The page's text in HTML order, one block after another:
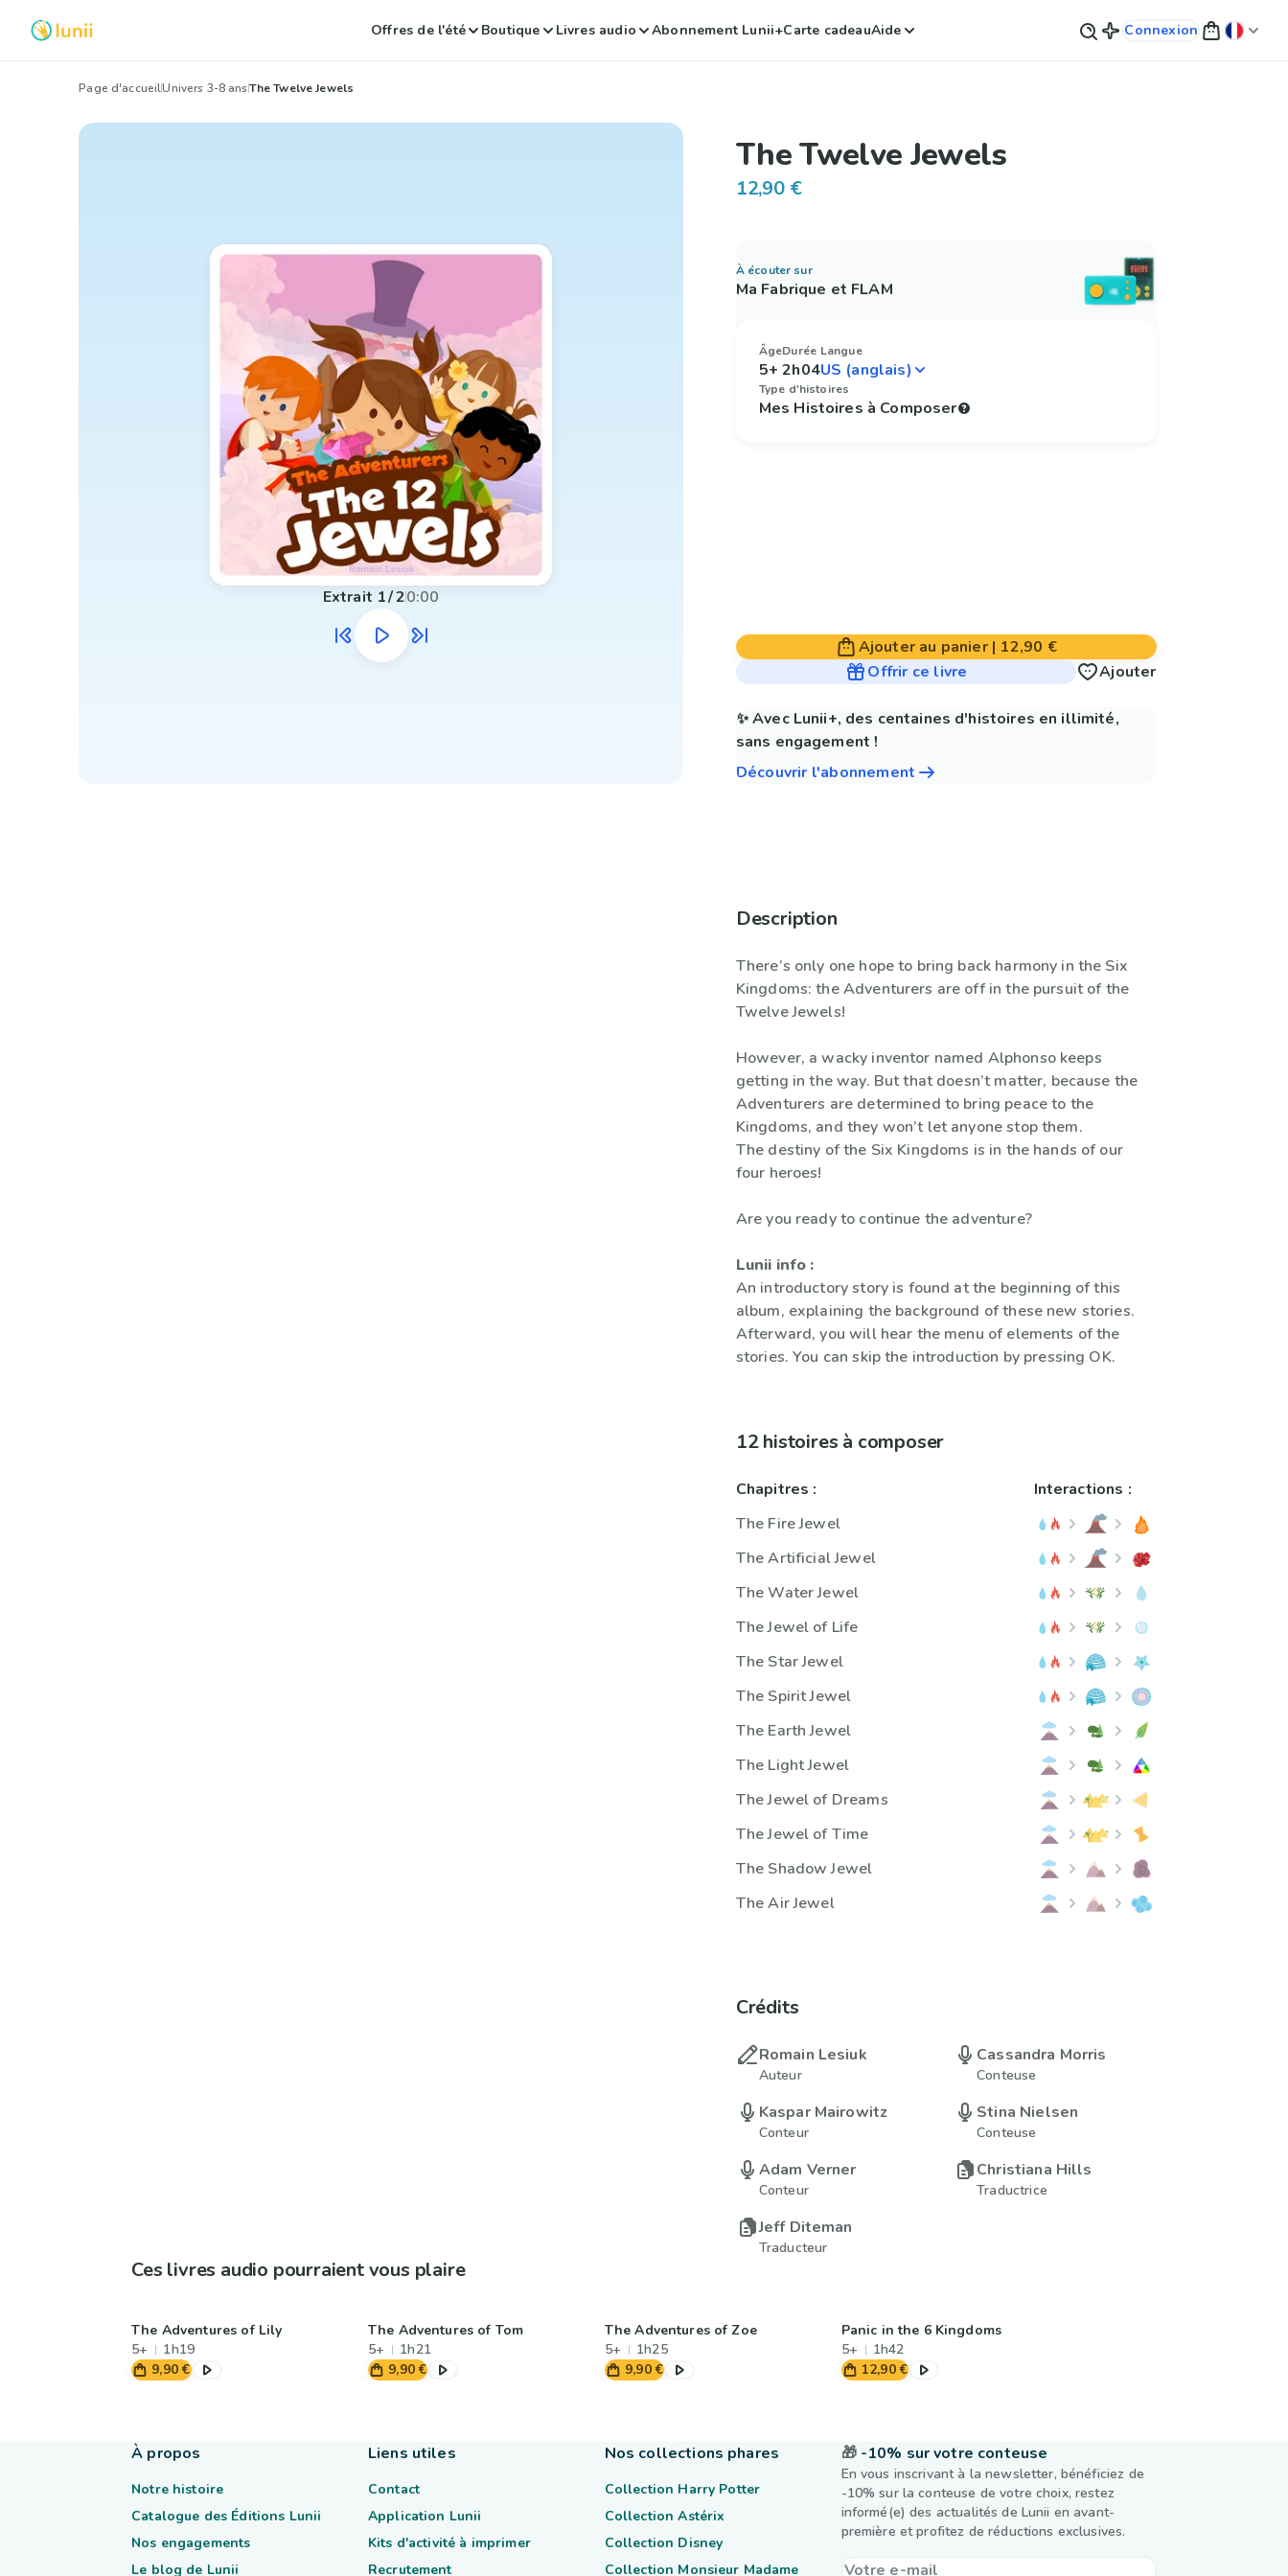
Offres de l'été Boutique Livres audio Abonnement Lunii+Carte cadeauAide Connexion
Page d'accueilUnivers 3-8 ansThe Twelve Jewels
Extrait 1/20:00
The Twelve Jewels
12,90 €
À écouter sur
Ma Fabrique et FLAM
Âge
5+
Durée
2h04
Langue
Type d'histoires
Mes Histoires à Composer
Ajouter au panier| 12,90 €
Offrir ce livre
Ajouter
✨ Avec Lunii+, des centaines d'histoires en illimité,
sans engagement !
Découvrir l'abonnement
Description
There’s only one hope to bring back harmony in the Six
Kingdoms: the Adventurers are off in the pursuit of the
Twelve Jewels!
However, a wacky inventor named Alphonso keeps
getting in the way. But that doesn’t matter, because the
Adventurers are determined to bring peace to the
Kingdoms, and they won’t let anyone stop them.
The destiny of the Six Kingdoms is in the hands of our
four heroes!
Are you ready to continue the adventure?
Lunii info :
An introductory story is found at the beginning of this
album, explaining the background of these new stories.
Afterward, you will hear the menu of elements of the
stories. You can skip the introduction by pressing OK.
12 histoires à composer
Chapitres :
The Fire Jewel
The Artificial Jewel
The Water Jewel
The Jewel of Life
The Star Jewel
The Spirit Jewel
The Earth Jewel
The Light Jewel
The Jewel of Dreams
The Jewel of Time
The Shadow Jewel
The Air Jewel
Interactions :
Crédits
Romain Lesiuk
Auteur
Cassandra Morris
Conteuse
Kaspar Mairowitz
Conteur
Stina Nielsen
Conteuse
Adam Verner
Conteur
Christiana Hills
Traductrice
Jeff Diteman
Traducteur
Ces livres audio pourraient vous plaire
The Adventures of Lily
5+
1h19
9,90 €
The Adventures of Tom
5+
1h21
9,90 €
The Adventures of Zoe
5+
1h25
9,90 €
Panic in the 6 Kingdoms
5+
1h42
12,90 €
🎁 -10% sur votre conteuse
En vous inscrivant à la newsletter, bénéficiez de
-10% sur la conteuse de votre choix, restez
informé(e) des actualités de Lunii en avant-
première et profitez de réductions exclusives.
À propos
Notre histoire
Catalogue des Éditions Lunii
Nos engagements
Le blog de Lunii
Liens utiles
Contact
Application Lunii
Kits d'activité à imprimer
Recrutement
Nos collections phares
Collection Harry Potter
Collection Astérix
Collection Disney
Collection Monsieur Madame